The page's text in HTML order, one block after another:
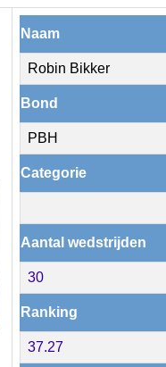
Naam
Robin Bikker
Bond
PBH
Categorie
Aantal wedstrijden
30
Ranking
37.27